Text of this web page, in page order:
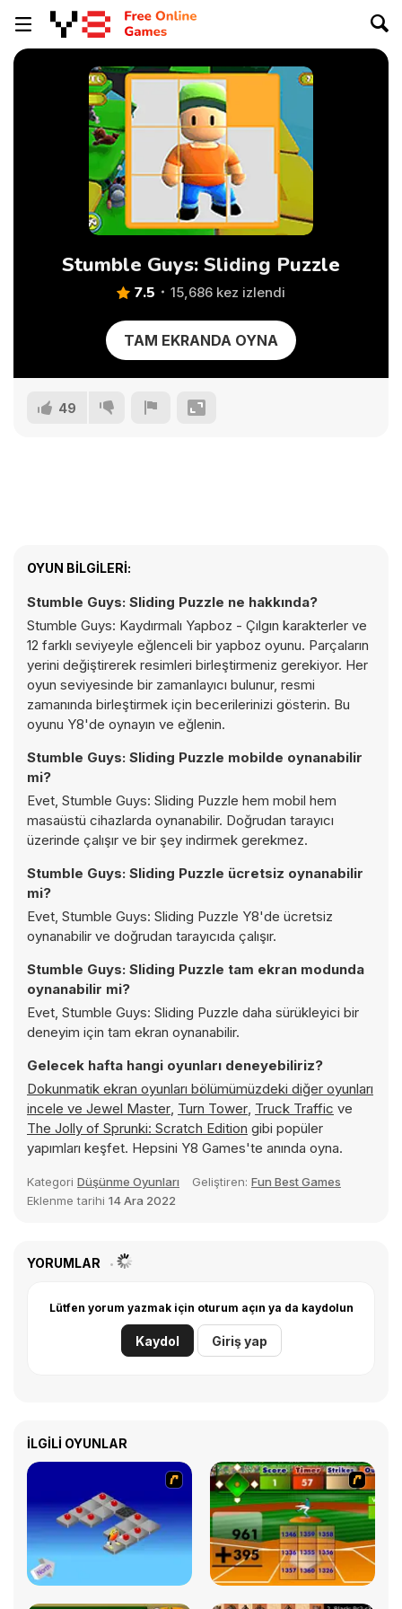
Stumble Guys: Sliding Puzzle
7.5 15,686 kez izlendi
TAM EKRANDA OYNA
49
OYUN BILGILERI:
Stumble Guys: Sliding Puzzle ne hakkında?
Stumble Guys: Kaydırmalı Yapboz - Çılgın karakterler ve
12 farklı seviyeyle eğlenceli bir yapboz oyunu. Parçaların
yerini değiştirerek resimleri birleştirmeniz gerekiyor. Her
oyun seviyesinde bir zamanlayıcı bulunur, resmi
zamanında birleştirmek için becerilerinizi gösterin. Bu
oyunu Y8'de oynayın ve eğlenin.
Stumble Guys: Sliding Puzzle mobilde oynanabilir
mi?
Evet, Stumble Guys: Sliding Puzzle hem mobil hem
masaüstü cihazlarda oynanabilir. Doğrudan tarayıcı
üzerinde çalışır ve bir şey indirmek gerekmez.
Stumble Guys: Sliding Puzzle ücretsiz oynanabilir
mi?
Evet, Stumble Guys: Sliding Puzzle Y8'de ücretsiz
oynanabilir ve doğrudan tarayıcıda çalışır.
Stumble Guys: Sliding Puzzle tam ekran modunda
oynanabilir mi?
Evet, Stumble Guys: Sliding Puzzle daha sürükleyici bir
deneyim için tam ekran oynanabilir.
Gelecek hafta hangi oyunları deneyebiliriz?
Dokunmatik ekran oyunları bölümümüzdeki diğer oyunları
incele ve Jewel Master, Turn Tower, Truck Traffic ve
The Jolly of Sprunki: Scratch Edition gibi popüler
yapımları keşfet. Hepsini Y8 Games'te anında oyna.
Kategori Düşünme Oyunları Geliştiren: Fun Best Games
Eklenme tarihi 14 Ara 2022
YORUMLAR
Lütfen yorum yazmak için oturum açın ya da kaydolun
Kaydol Giriş yap
İLGILI OYUNLAR